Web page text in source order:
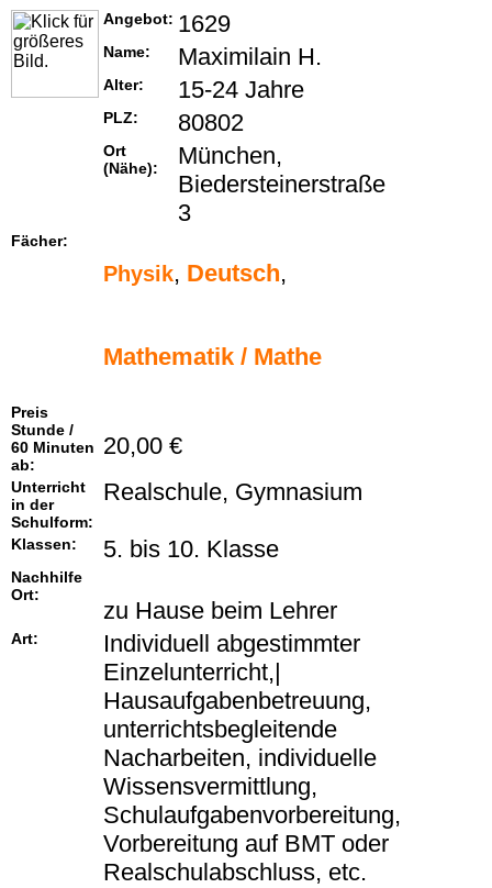
Angebot: 1629
Name: Maximilain H.
Alter: 15-24 Jahre
PLZ: 80802
Ort
(Nähe):
München,
Biedersteinerstraße
3
Fächer:
Physik, Deutsch,
Mathematik / Mathe
Preis
Stunde /
60 Minuten
ab:
20,00 €
Unterricht
in der
Schulform:
Realschule, Gymnasium
Klassen: 5. bis 10. Klasse
Nachhilfe
Ort:
zu Hause beim Lehrer
Art:
Individuell abgestimmter
Einzelunterricht,|
Hausaufgabenbetreuung,
unterrichtsbegleitende
Nacharbeiten, individuelle
Wissensvermittlung,
Schulaufgabenvorbereitung,
Vorbereitung auf BMT oder
Realschulabschluss, etc.